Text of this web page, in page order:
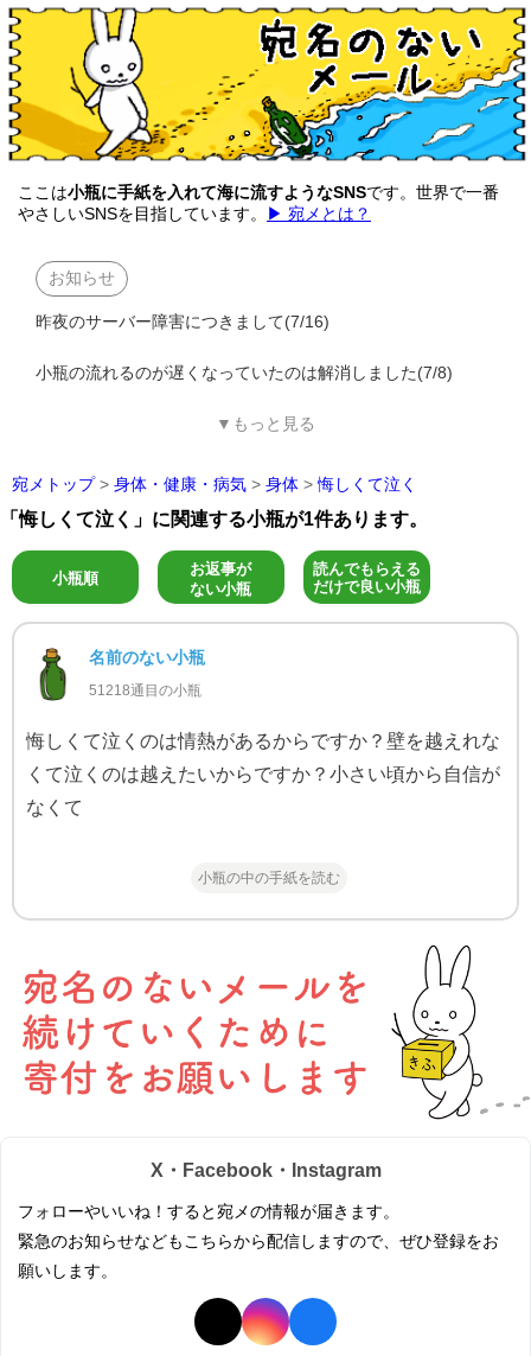
ここは小瓶に手紙を入れて海に流すようなSNSです。世界で一番
やさしいSNSを目指しています。
▶ 宛メとは？
お知らせ
昨夜のサーバー障害につきまして(7/16)
小瓶の流れるのが遅くなっていたのは解消しました(7/8)
▼もっと見る
宛メトップ > 身体・健康・病気 > 身体 >悔しくて泣く
「悔しくて泣く」に関連する小瓶が1件あります。
小瓶順
お返事が
ない小瓶
読んでもらえる
だけで良い小瓶
名前のない小瓶
51218通目の小瓶
悔しくて泣くのは情熱があるからですか？壁を越えれな
くて泣くのは越えたいからですか？小さい頃から自信が
なくて
小瓶の中の手紙を読む
X・Facebook・Instagram
フォローやいいね！すると宛メの情報が届きます。
緊急のお知らせなどもこちらから配信しますので、ぜひ登録をお
願いします。